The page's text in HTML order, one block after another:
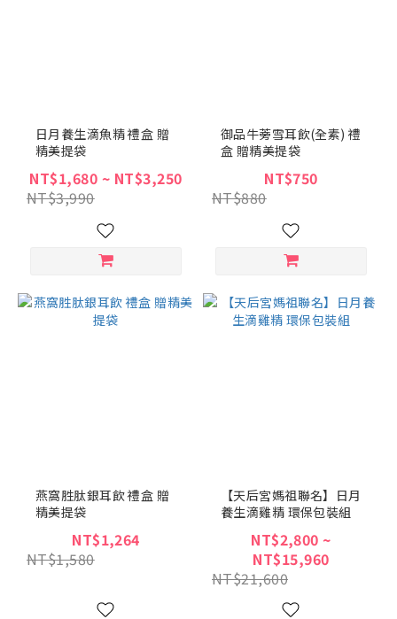
日月養生滴魚精 禮盒 贈
精美提袋
NT$1,680 ~ NT$3,250
NT$3,990
御品牛蒡雪耳飲(全素) 禮
盒 贈精美提袋
NT$750
NT$880
燕窩胜肽銀耳飲 禮盒 贈
精美提袋
NT$1,264
NT$1,580
【天后宮媽祖聯名】日月
養生滴雞精 環保包裝組
NT$2,800 ~
NT$15,960
NT$21,600